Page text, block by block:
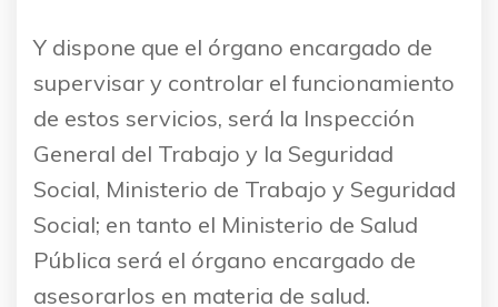
Y dispone que el órgano encargado de
supervisar y controlar el funcionamiento
de estos servicios, será la Inspección
General del Trabajo y la Seguridad
Social, Ministerio de Trabajo y Seguridad
Social; en tanto el Ministerio de Salud
Pública será el órgano encargado de
asesorarlos en materia de salud.